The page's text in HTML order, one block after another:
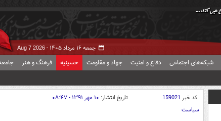
جمعه ۱۶ مرداد ۱۴۰۵ - Aug 7 2026
شبکه‌های اجتماعی دفاع و امنیت جهاد و مقاومت حسینیه فرهنگ و هنر
کد خبر 159021 تاریخ انتشار: ۱۰ مهر ۱۳۹۱ - ۰۸:۴۷
سیاست